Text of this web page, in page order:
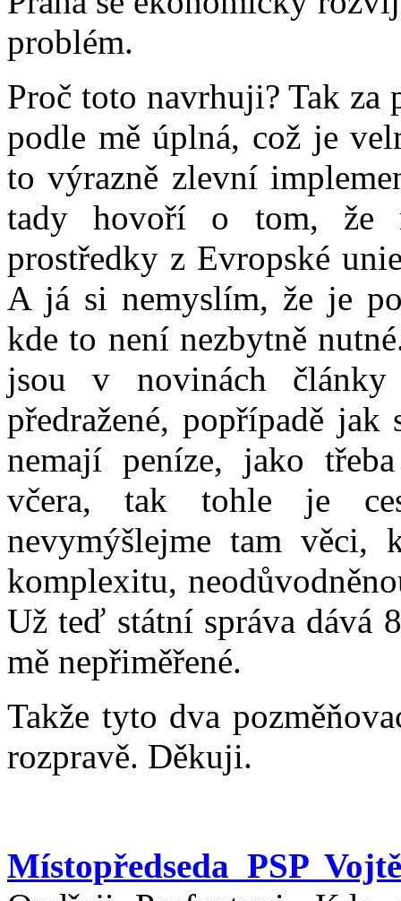
problém.
Proč toto navrhuji? Tak za
podle mě úplná, což je
to výrazně zlevní
tady hovoří o tom, že
prostředky z Evropské
A já si nemyslím, že je
kde to není nezbytně
jsou v novinách
předražené, popřípadě
nemají peníze, jako
včera, tak tohle je
nevymýšlejme tam věci,
komplexitu,
Už teď státní správa dává
mě nepřiměřené.
Takže tyto dva
rozpravě. Děkuji.
Místopředseda PSP